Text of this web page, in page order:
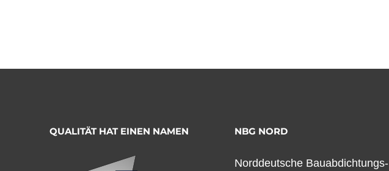
QUALITÄT HAT EINEN NAMEN NBG NORD
Norddeutsche Bauabdichtungs-